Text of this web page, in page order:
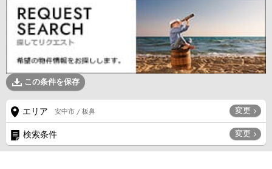
この条件を保存
エリア 安中市 / 板鼻 変更
検索条件 変更